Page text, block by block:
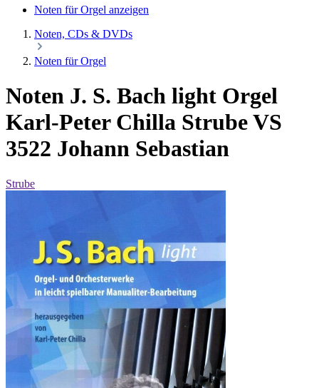
Noten für Orgel anzeigen
Noten, CDs & DVDs
Noten für Orgel
Noten J. S. Bach light Orgel
Karl-Peter Chilla Strube VS
3522 Johann Sebastian
Strube